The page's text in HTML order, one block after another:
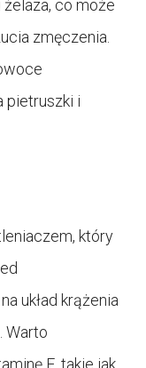
co może
zmęczenia.
pietruszki i
który
układ krążenia
Warto
E, takie jak